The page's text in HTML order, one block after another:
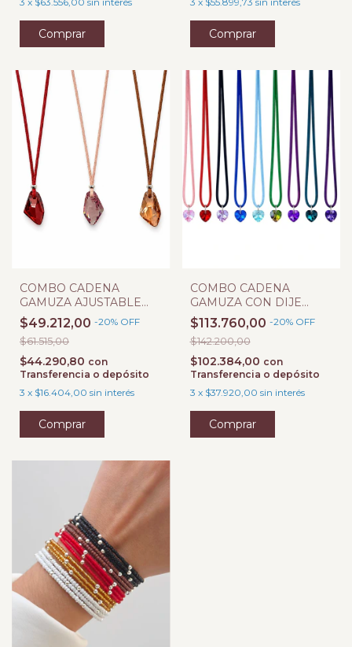
COMBO CADENA
GAMUZA AJUSTABLE
CON DIJE SW
$49.212,00 -20% OFF
$61.515,00
$44.290,80 con
Transferencia o depósito
3 x $16.404,00 sin interés
COMBO CADENA
GAMUZA CON DIJE
CORAZON SW
$113.760,00 -20% OFF
$142.200,00
$102.384,00 con
Transferencia o depósito
3 x $37.920,00 sin interés